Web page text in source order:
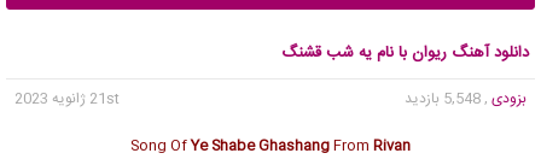
دانلود آهنگ ریوان با نام یه شب قشنگ
بزودی , 5,548 بازدید
21st ژانویه 2023
Song OfYe Shabe GhashangFrom Rivan